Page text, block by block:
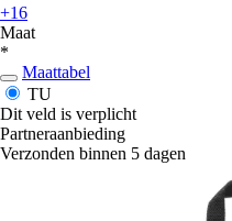
+16
Maat
*
Maattabel
TU
Dit veld is verplicht
Partneraanbieding
Verzonden binnen 5 dagen